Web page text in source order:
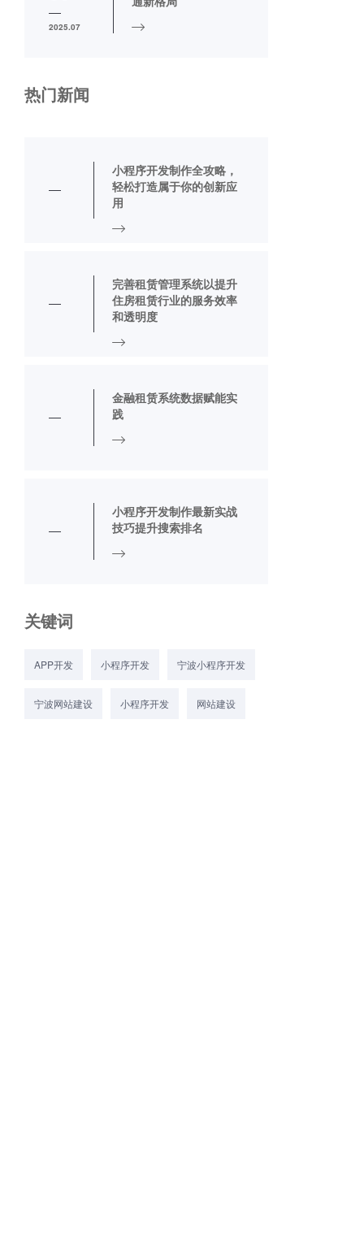
2025.07
热门新闻
小程序开发制作全攻略，
轻松打造属于你的创新应
用
完善租赁管理系统以提升
住房租赁行业的服务效率
和透明度
金融租赁系统数据赋能实
践
小程序开发制作最新实战
技巧提升搜索排名
关键词
APP开发 小程序开发 宁波小程序开发
宁波网站建设 小程序开发 网站建设